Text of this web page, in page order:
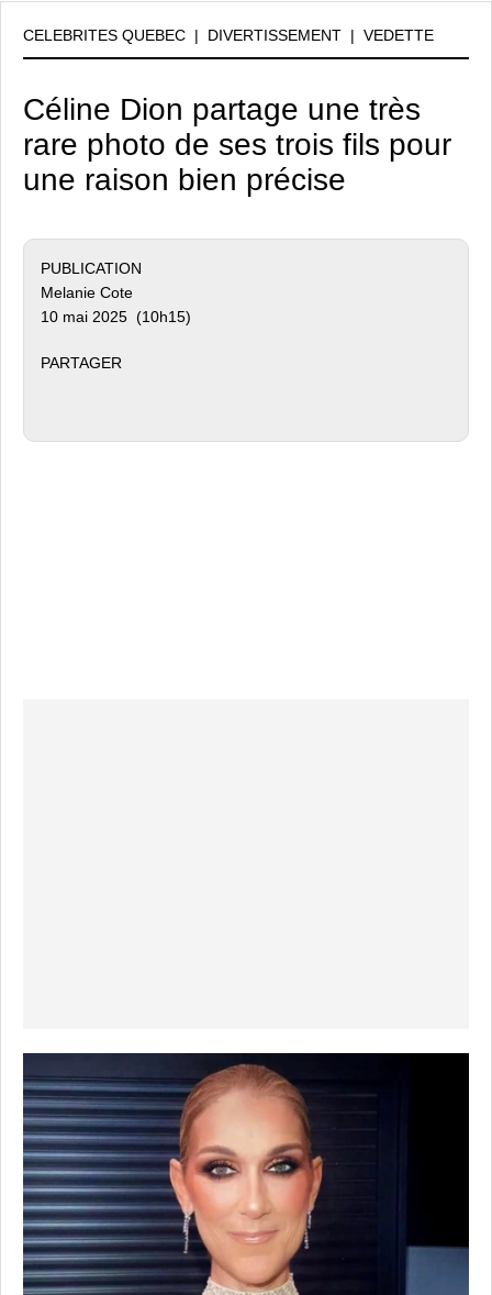
CELEBRITES QUEBEC | DIVERTISSEMENT | VEDETTE
Céline Dion partage une très
rare photo de ses trois fils pour
une raison bien précise
PUBLICATION
Melanie Cote
10 mai 2025 (10h15)
PARTAGER